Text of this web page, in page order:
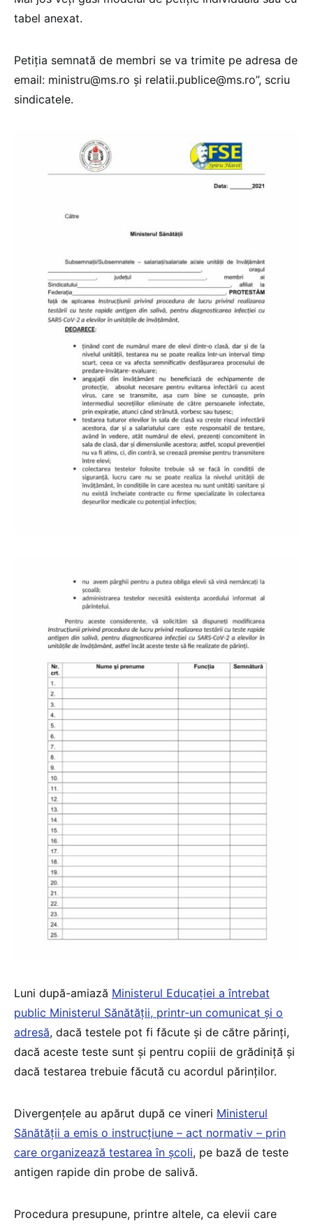
tabel anexat.
Petiția semnată de membri se va trimite pe adresa de
email: ministru@ms.ro și relatii.publice@ms.ro”, scriu
sindicatele.
Luni după-amiază Ministerul Educației a întrebat
public Ministerul Sănătății, printr-un comunicat și o
adresă, dacă testele pot fi făcute și de către părinți,
dacă aceste teste sunt și pentru copiii de grădiniță și
dacă testarea trebuie făcută cu acordul părinților.
Divergențele au apărut după ce vineri Ministerul
Sănătății a emis o instrucțiune – act normativ – prin
care organizează testarea în școli, pe bază de teste
antigen rapide din probe de salivă.
Procedura presupune, printre altele, ca elevii care